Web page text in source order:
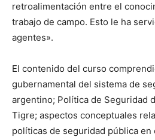
retroalimentación entre el
trabajo de campo. Esto le ha
agentes».
El contenido del curso
gubernamental del sistema de
argentino; Política de Seguridad
Tigre; aspectos conceptuales
políticas de seguridad pública en